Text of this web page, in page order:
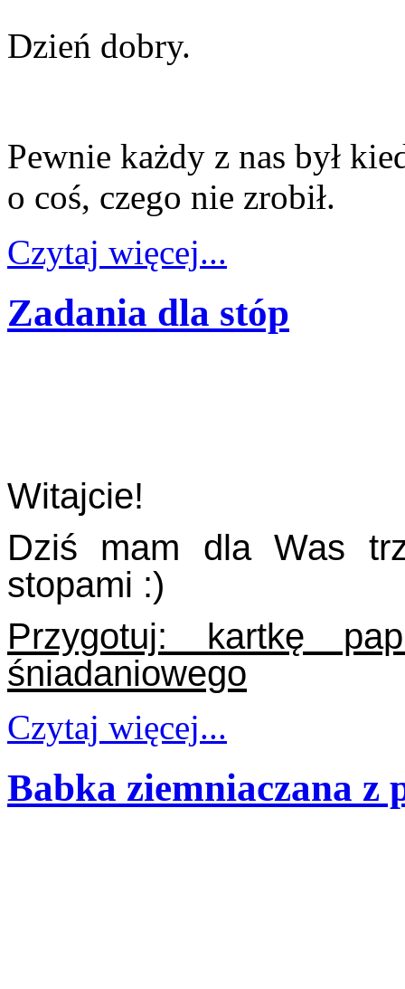
Dzień dobry.
Pewnie każdy z nas był
o coś, czego nie zrobił.
Czytaj więcej...
Zadania dla stóp
Witajcie!
Dziś mam dla Was
stopami :)
Przygotuj: kartkę
śniadaniowego
Czytaj więcej...
Babka ziemniaczana z